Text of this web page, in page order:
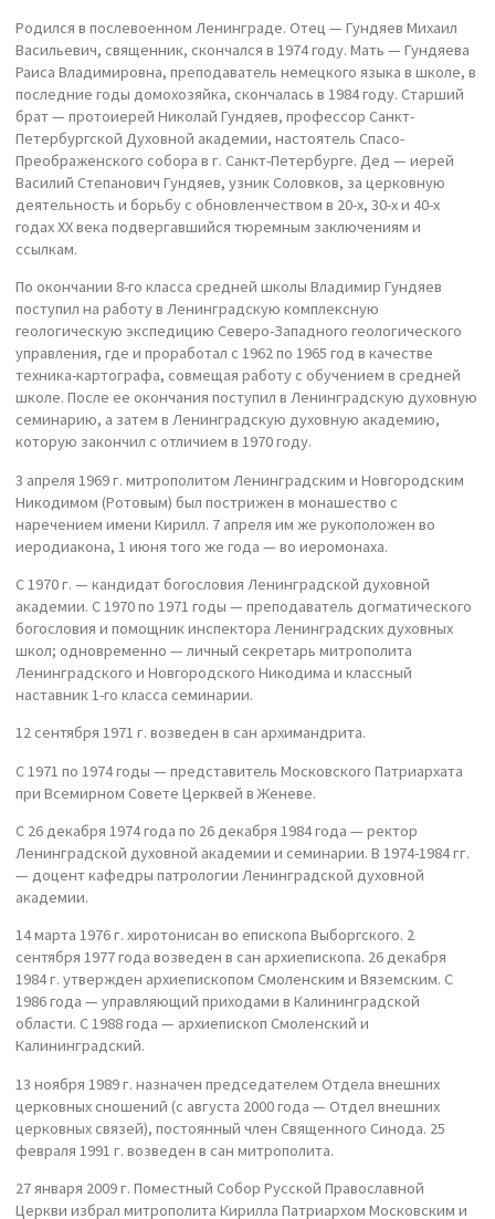
Родился в послевоенном Ленинграде. Отец — Гундяев Михаил
Васильевич, священник, скончался в 1974 году. Мать — Гундяева
Раиса Владимировна, преподаватель немецкого языка в школе, в
последние годы домохозяйка, скончалась в 1984 году. Старший
брат — протоиерей Николай Гундяев, профессор Санкт-
Петербургской Духовной академии, настоятель Спасо-
Преображенского собора в г. Санкт-Петербурге. Дед — иерей
Василий Степанович Гундяев, узник Соловков, за церковную
деятельность и борьбу с обновленчеством в 20-х, 30-х и 40-х
годах ХХ века подвергавшийся тюремным заключениям и
ссылкам.
По окончании 8-го класса средней школы Владимир Гундяев
поступил на работу в Ленинградскую комплексную
геологическую экспедицию Северо-Западного геологического
управления, где и проработал с 1962 по 1965 год в качестве
техника-картографа, совмещая работу с обучением в средней
школе. После ее окончания поступил в Ленинградскую духовную
семинарию, а затем в Ленинградскую духовную академию,
которую закончил с отличием в 1970 году.
3 апреля 1969 г. митрополитом Ленинградским и Новгородским
Никодимом (Ротовым) был пострижен в монашество с
наречением имени Кирилл. 7 апреля им же рукоположен во
иеродиакона, 1 июня того же года — во иеромонаха.
С 1970 г. — кандидат богословия Ленинградской духовной
академии. С 1970 по 1971 годы — преподаватель догматического
богословия и помощник инспектора Ленинградских духовных
школ; одновременно — личный секретарь митрополита
Ленинградского и Новгородского Никодима и классный
наставник 1-го класса семинарии.
12 сентября 1971 г. возведен в сан архимандрита.
С 1971 по 1974 годы — представитель Московского Патриархата
при Всемирном Совете Церквей в Женеве.
С 26 декабря 1974 года по 26 декабря 1984 года — ректор
Ленинградской духовной академии и семинарии. В 1974-1984 гг.
— доцент кафедры патрологии Ленинградской духовной
академии.
14 марта 1976 г. хиротонисан во епископа Выборгского. 2
сентября 1977 года возведен в сан архиепископа. 26 декабря
1984 г. утвержден архиепископом Смоленским и Вяземским. С
1986 года — управляющий приходами в Калининградской
области. С 1988 года — архиепископ Смоленский и
Калининградский.
13 ноября 1989 г. назначен председателем Отдела внешних
церковных сношений (с августа 2000 года — Отдел внешних
церковных связей), постоянный член Священного Синода. 25
февраля 1991 г. возведен в сан митрополита.
27 января 2009 г. Поместный Собор Русской Православной
Церкви избрал митрополита Кирилла Патриархом Московским и